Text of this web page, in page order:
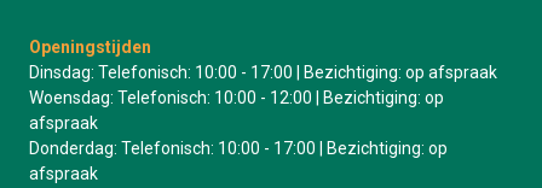
Openingstijden
Dinsdag: Telefonisch: 10:00 - 17:00 | Bezichtiging: op afspraak
Woensdag: Telefonisch: 10:00 - 12:00 | Bezichtiging: op
afspraak
Donderdag: Telefonisch: 10:00 - 17:00 | Bezichtiging: op
afspraak